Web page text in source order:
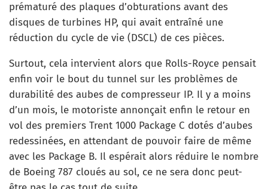
prématuré des plaques d’obturations avant des
disques de turbines HP, qui avait entraîné une
réduction du cycle de vie (DSCL) de ces pièces.
Surtout, cela intervient alors que Rolls-Royce pensait
enfin voir le bout du tunnel sur les problèmes de
durabilité des aubes de compresseur IP. Il y a moins
d’un mois, le motoriste annonçait enfin le retour en
vol des premiers Trent 1000 Package C dotés d’aubes
redessinées, en attendant de pouvoir faire de même
avec les Package B. Il espérait alors réduire le nombre
de Boeing 787 cloués au sol, ce ne sera donc peut-